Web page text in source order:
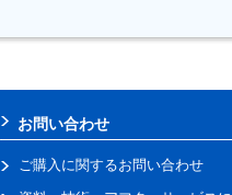
お問い合わせ
ご購入に関するお問い合わせ